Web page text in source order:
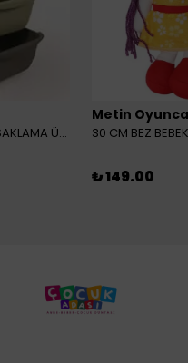
3 KATLI ÇEKMECELİ SAKLAMA ÜNİTESİ
Metin
30 CM BEZ BEBEK
₺ 149.00